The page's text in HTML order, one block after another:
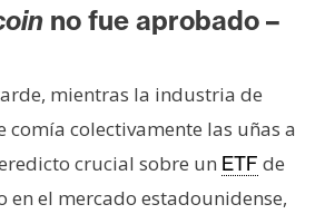
no fue aprobado –
mientras la industria de
comía colectivamente las uñas a
crucial sobre un ETF de
en el mercado estadounidense,